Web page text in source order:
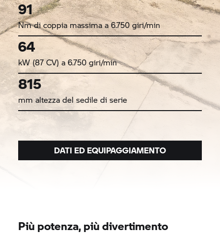
91
Nm di coppia massima a 6.750 giri/min
64
kW (87 CV) a 6.750 giri/min
815
mm altezza del sedile di serie
DATI ED EQUIPAGGIAMENTO
Più potenza, più divertimento